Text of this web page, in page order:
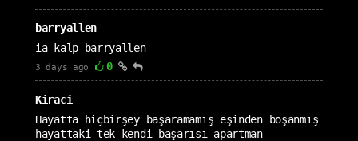
barryallen
ia kalp barryallen
3 days ago 0
Kiraci
Hayatta hiçbirşey başaramamış eşinden boşanmış
hayattaki tek kendi başarısı apartman